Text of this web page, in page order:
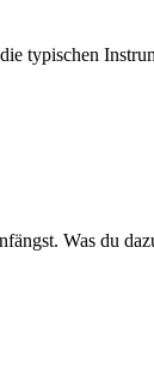
typischen
Was du